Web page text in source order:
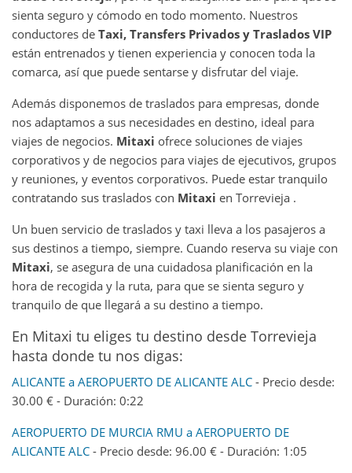
sienta seguro y cómodo en todo momento. Nuestros
conductores de Taxi, Transfers Privados y Traslados VIP
están entrenados y tienen experiencia y conocen toda la
comarca, así que puede sentarse y disfrutar del viaje.
Además disponemos de traslados para empresas, donde
nos adaptamos a sus necesidades en destino, ideal para
viajes de negocios. Mitaxi ofrece soluciones de viajes
corporativos y de negocios para viajes de ejecutivos, grupos
y reuniones, y eventos corporativos. Puede estar tranquilo
contratando sus traslados con Mitaxi en Torrevieja .
Un buen servicio de traslados y taxi lleva a los pasajeros a
sus destinos a tiempo, siempre. Cuando reserva su viaje con
Mitaxi, se asegura de una cuidadosa planificación en la
hora de recogida y la ruta, para que se sienta seguro y
tranquilo de que llegará a su destino a tiempo.
En Mitaxi tu eliges tu destino desde Torrevieja
hasta donde tu nos digas:
ALICANTE a AEROPUERTO DE ALICANTE ALC - Precio desde:
30.00 € - Duración: 0:22
AEROPUERTO DE MURCIA RMU a AEROPUERTO DE
ALICANTE ALC - Precio desde: 96.00 € - Duración: 1:05